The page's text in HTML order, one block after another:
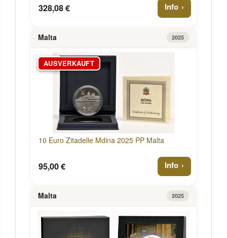
328,08 € Info
Malta 2025
AUSVERKAUFT
10 Euro Zitadelle Mdina 2025 PP Malta
95,00 € Info
Malta 2025